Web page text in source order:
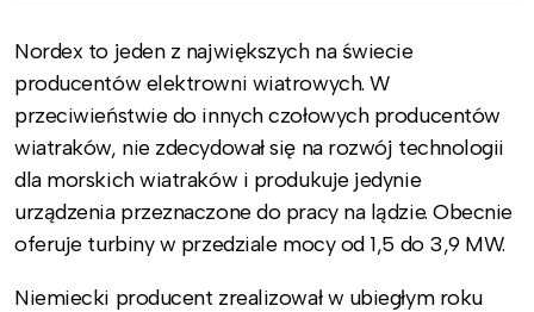
Nordex to jeden z największych na świecie
producentów elektrowni wiatrowych. W
przeciwieństwie do innych czołowych producentów
wiatraków, nie zdecydował się na rozwój technologii
dla morskich wiatraków i produkuje jedynie
urządzenia przeznaczone do pracy na lądzie. Obecnie
oferuje turbiny w przedziale mocy od 1,5 do 3,9 MW.
Niemiecki producent zrealizował w ubiegłym roku